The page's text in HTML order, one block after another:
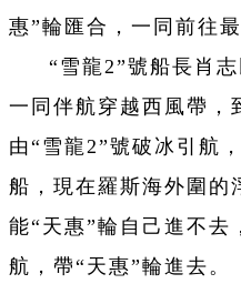
惠”輪匯合，一同前往
“雪龍2”號船長肖
一同伴航穿越西風帶，
由“雪龍2”號破冰引航
船，現在羅斯海外圍的
能“天惠”輪自己進不去
航，帶“天惠”輪進去。